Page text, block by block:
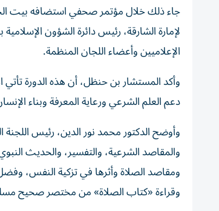
جاء ذلك خلال مؤتمر صحفي استضافه بيت
لإمارة الشارقة، رئيس دائرة الشؤون
الإعلاميين وأعضاء اللجان المنظمة.
وأكد المستشار بن حنظل، أن هذه الدورة
دعم العلم الشرعي ورعاية المعرفة وبناء
وأوضح الدكتور محمد نور الدين، رئيس
والمقاصد الشرعية، والتفسير، والحديث
ومقاصد الصلاة وأثرها في تزكية النفس،
وقراءة «كتاب الصلاة» من مختصر صحيح مسلم